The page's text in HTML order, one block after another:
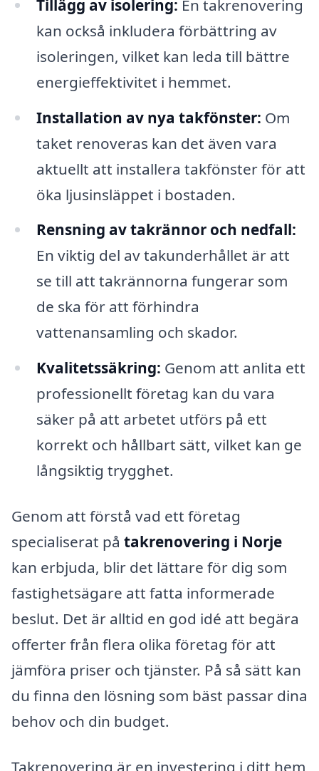
Tillägg av isolering: En takrenovering
kan också inkludera förbättring av
isoleringen, vilket kan leda till bättre
energieffektivitet i hemmet.
Installation av nya takfönster: Om
taket renoveras kan det även vara
aktuellt att installera takfönster för att
öka ljusinsläppet i bostaden.
Rensning av takrännor och nedfall:
En viktig del av takunderhållet är att
se till att takrännorna fungerar som
de ska för att förhindra
vattenansamling och skador.
Kvalitetssäkring: Genom att anlita ett
professionellt företag kan du vara
säker på att arbetet utförs på ett
korrekt och hållbart sätt, vilket kan ge
långsiktig trygghet.
Genom att förstå vad ett företag
specialiserat på takrenovering i Norje
kan erbjuda, blir det lättare för dig som
fastighetsägare att fatta informerade
beslut. Det är alltid en god idé att begära
offerter från flera olika företag för att
jämföra priser och tjänster. På så sätt kan
du finna den lösning som bäst passar dina
behov och din budget.
Takrenovering är en investering i ditt hem